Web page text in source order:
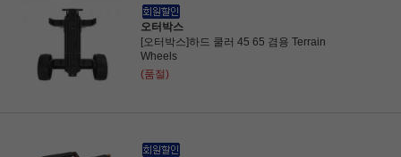
오터박스
[오터박스]하드 쿨러 45 65 겸용 Terrain
Wheels
(품절)